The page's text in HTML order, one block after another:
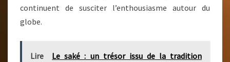
continuent de susciter l’enthousiasme autour du
globe.
Lire
Le saké : un trésor issu de la tradition